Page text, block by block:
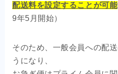
配送料を設定することが可能
9年5月開始）
そのため、一般会員への配
うになり、